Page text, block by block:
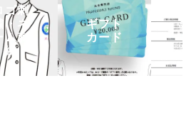
ロゴ刺
繍・ネ
ーム刺
繍
ギフト
カード